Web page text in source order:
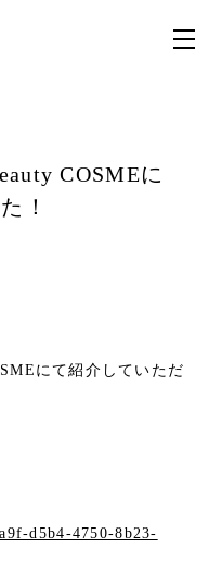
COSMEに
！
にて紹介していただ
d5b4-4750-8b23-